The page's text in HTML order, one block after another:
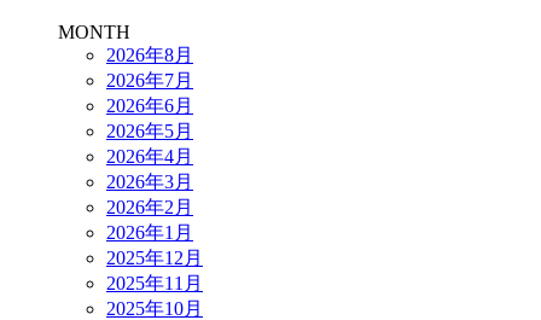
MONTH
2026年8月
2026年7月
2026年6月
2026年5月
2026年4月
2026年3月
2026年2月
2026年1月
2025年12月
2025年11月
2025年10月